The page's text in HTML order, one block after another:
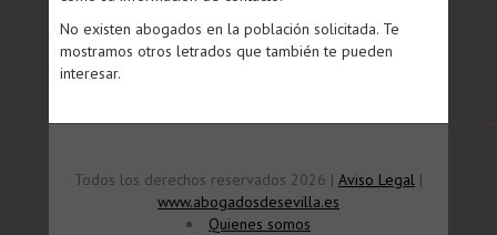
No existen abogados en la población solicitada. Te
mostramos otros letrados que también te pueden
interesar.
Todos los derechos reservados 2026 | Aviso Legal |
www.abogadosdesevilla.es
Quienes somos